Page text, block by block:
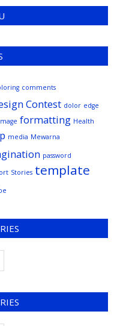
comments
Contest dolor edge
formatting Health
media Mewarna
password
Stories template